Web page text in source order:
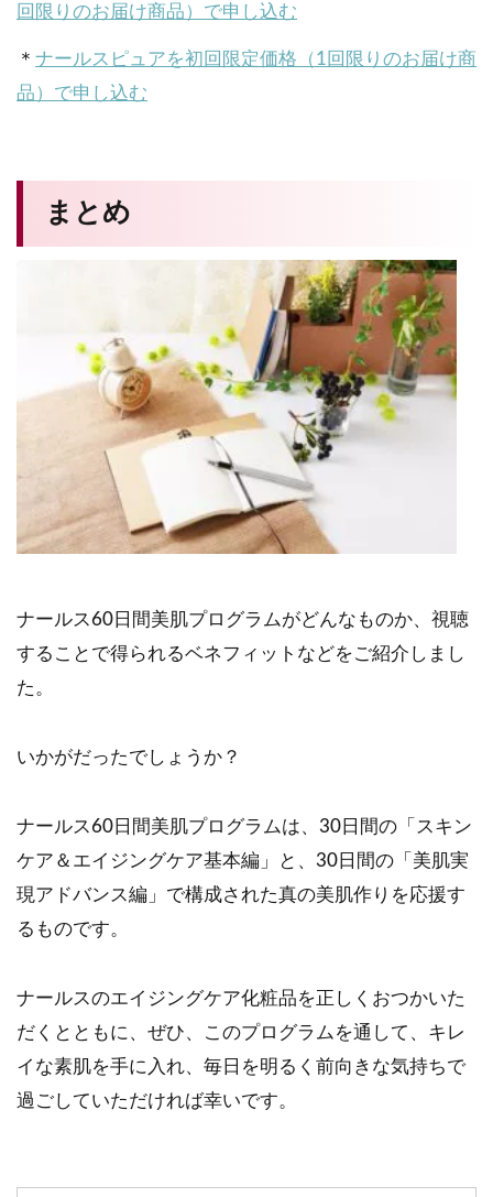
回限りのお届け商品）で申し込む
＊ ナールスピュアを初回限定価格（1回限りのお届け商
品）で申し込む
まとめ
ナールス60日間美肌プログラムがどんなものか、視聴
することで得られるベネフィットなどをご紹介しまし
た。
いかがだったでしょうか？
ナールス60日間美肌プログラムは、30日間の「スキン
ケア＆エイジングケア基本編」と、30日間の「美肌実
現アドバンス編」で構成された真の美肌作りを応援す
るものです。
ナールスのエイジングケア化粧品を正しくおつかいた
だくとともに、ぜひ、このプログラムを通して、キレ
イな素肌を手に入れ、毎日を明るく前向きな気持ちで
過ごしていただければ幸いです。